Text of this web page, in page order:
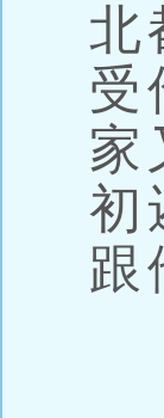
北
受
家
初
跟